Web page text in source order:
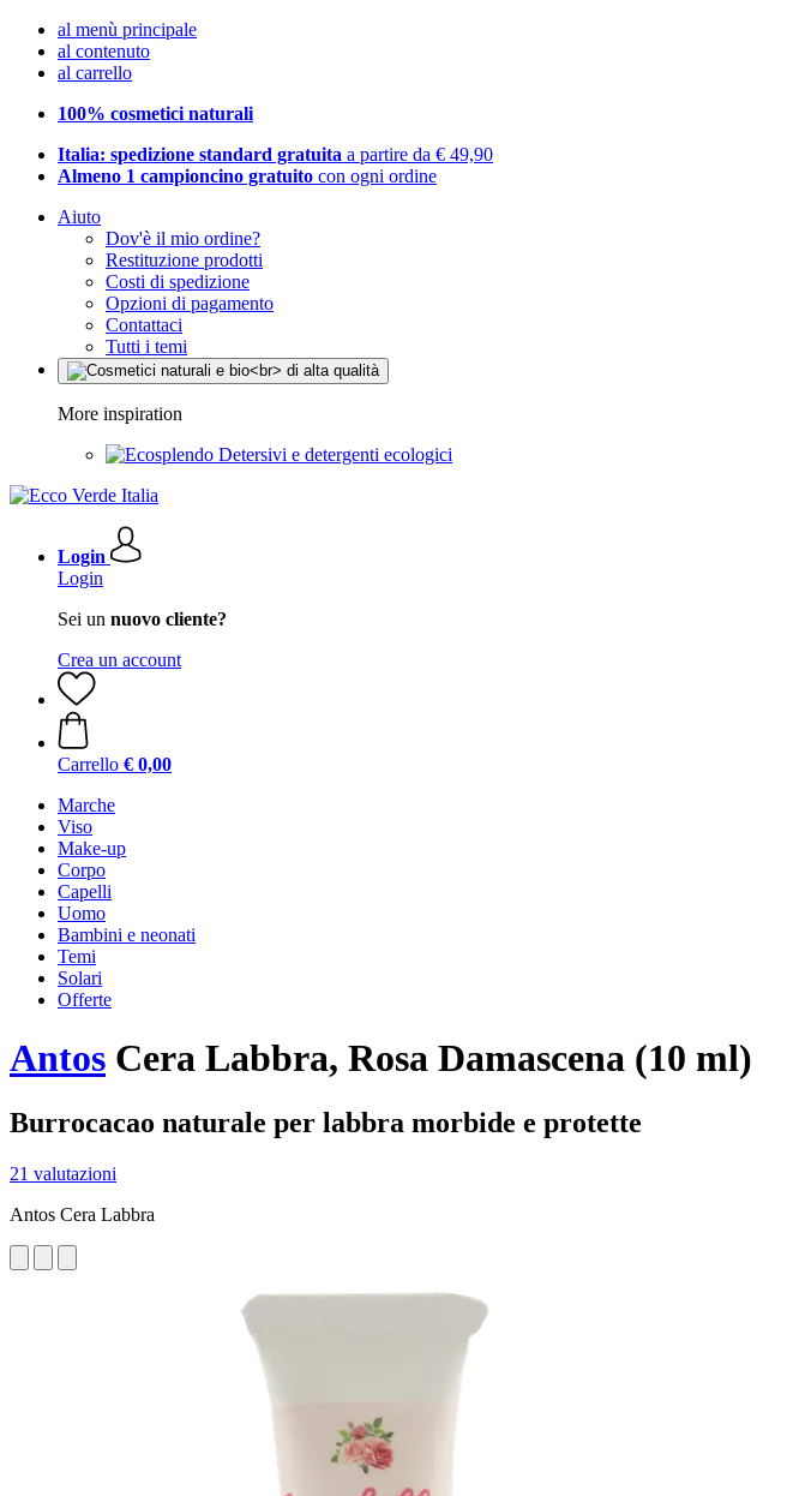
al menù principale
al contenuto
al carrello
100% cosmetici naturali
Italia: spedizione standard gratuita a partire da € 49,90
Almeno 1 campioncino gratuito con ogni ordine
Aiuto
Dov'è il mio ordine?
Restituzione prodotti
Costi di spedizione
Opzioni di pagamento
Contattaci
Tutti i temi
More inspiration
Detersivi e detergenti ecologici
Login
Login
Sei un nuovo cliente?
Crea un account
Carrello € 0,00
Marche
Viso
Make-up
Corpo
Capelli
Uomo
Bambini e neonati
Temi
Solari
Offerte
Antos Cera Labbra, Rosa Damascena (10 ml)
Burrocacao naturale per labbra morbide e protette
21 valutazioni
Antos Cera Labbra